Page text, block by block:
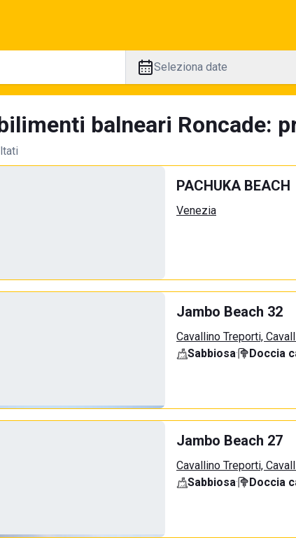
Seleziona date
balneari Roncade:
PACHUKA BEACH
Venezia
Jambo Beach 32
Cavallino Treporti,
Sabbiosa· Doccia
Jambo Beach 27
Cavallino Treporti,
Sabbiosa· Doccia